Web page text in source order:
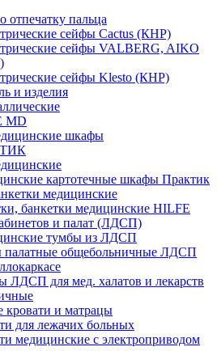
отпечатку пальца
сейфы Cactus (КНР)
сейфы VALBERG, AIKO
сейфы Klesto (КНР)
и изделия
MD
шкафы
картотечные шкафы Практик
медицинские
банкетки медицинские HILFE
и палат (ЛДСП)
тумбы из ЛДСП
палатные общебольничные ЛДСП
ЛДСП для мед. халатов и лекарств
и матрацы
для лежачих больных
медицинские с электроприводом